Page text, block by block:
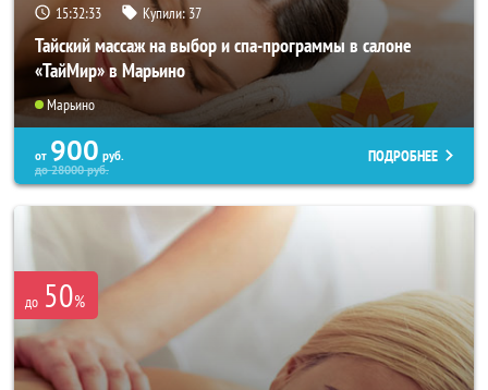
15:32:31 Купили:37
Тайский массаж на выбор и спа-программы в салоне
«ТайМир» в Марьино
Марьино
от 900 руб.
до28000руб.
ПОДРОБНЕЕ
до 50%